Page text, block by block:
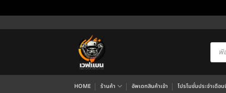
ไป
HOME ร้านค้า อัพเดทสินค้าเข้า โปรโมชั่นประจำเดือ